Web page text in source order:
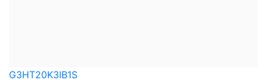
G3HT20K3IB1S